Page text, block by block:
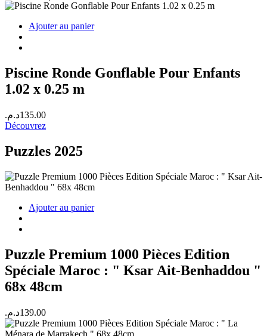
Ajouter au panier
Piscine Ronde Gonflable Pour Enfants
1.02 x 0.25 m
135.00د.م.
Découvrez
Puzzles 2025
Ajouter au panier
Puzzle Premium 1000 Pièces Edition
Spéciale Maroc : " Ksar Ait-Benhaddou "
68x 48cm
139.00د.م.